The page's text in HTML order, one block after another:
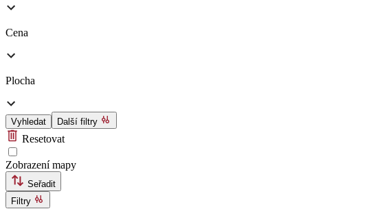
Cena
Plocha
Vyhledat Další filtry
Resetovat
Zobrazení mapy
Seřadit
Filtry